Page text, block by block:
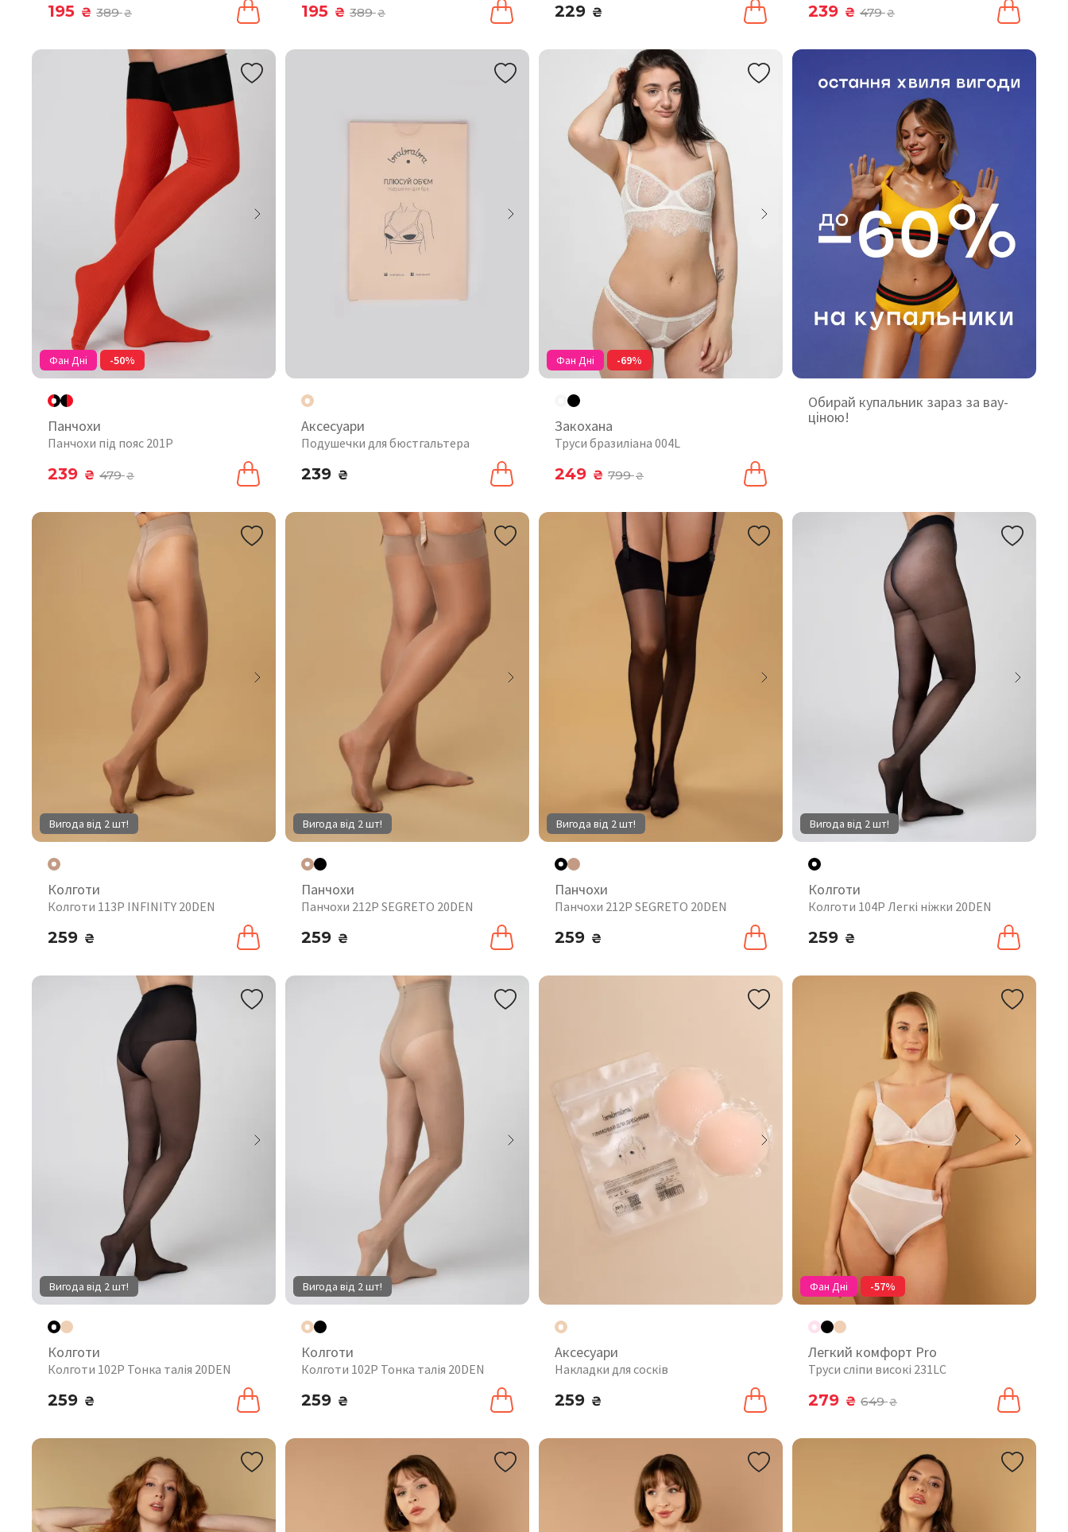
195 ₴ 389₴ 195 ₴ 389₴ 229 ₴ 239 ₴ 479₴
Фан Дні -50%
Панчохи
Панчохи під пояс 201P
239 ₴ 479₴
Аксесуари
Подушечки для бюстгальтера
239 ₴
Фан Дні -69%
Закохана
Труси бразиліана 004L
249 ₴ 799₴
Обирай купальник зараз за вау-
ціною!
Вигода від 2 шт!
Колготи
Колготи 113P INFINITY 20DEN
259 ₴
Вигода від 2 шт!
Панчохи
Панчохи 212P SEGRETO 20DEN
259 ₴
Вигода від 2 шт!
Панчохи
Панчохи 212P SEGRETO 20DEN
259 ₴
Вигода від 2 шт!
Колготи
Колготи 104P Легкі ніжки 20DEN
259 ₴
Вигода від 2 шт!
Колготи
Колготи 102P Тонка талія 20DEN
259 ₴
Вигода від 2 шт!
Колготи
Колготи 102P Тонка талія 20DEN
259 ₴
Аксесуари
Накладки для сосків
259 ₴
Фан Дні -57%
Легкий комфорт Pro
Труси сліпи високі 231LC
279 ₴ 649₴